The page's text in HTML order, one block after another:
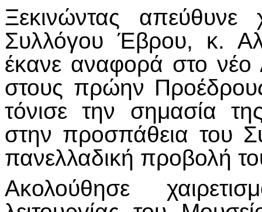
Ξεκινώντας απεύθυνε
Συλλόγου Έβρου, κ.
έκανε αναφορά στο
στους πρώην
τόνισε την σημασία
στην προσπάθεια του
πανελλαδική προβολή
Ακολούθησε